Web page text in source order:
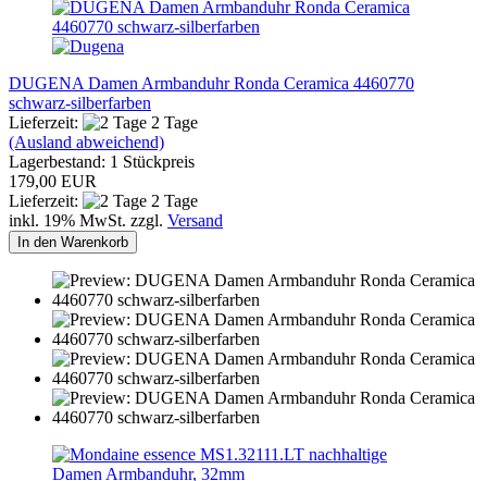
DUGENA Damen Armbanduhr Ronda Ceramica 4460770
schwarz-silberfarben
Lieferzeit:
2 Tage
(Ausland abweichend)
Lagerbestand: 1 Stückpreis
179,00 EUR
Lieferzeit:
2 Tage
inkl. 19% MwSt. zzgl. Versand
In den Warenkorb